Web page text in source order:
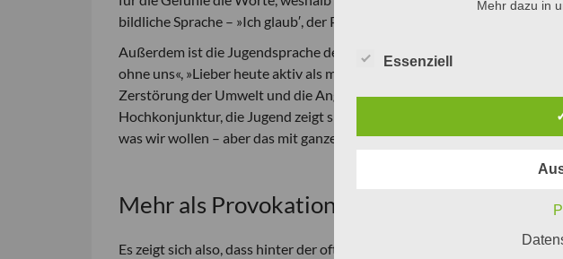
bildliche Sprache – »Ich glaub′, der Papst boxt im Kettenhemd!« oder »Ich
Außerdem ist die Jugendsprache der 80er geprägt von politischen
ohne uns«, »Lieber heute aktiv als morgen radioaktiv« und vor allem
Zerstörung der Umwelt und die Angst vor einem Atomkrieg
Hochkonjunktur, die Jugend zeigt sich äußerst kritisch, nicht zuletzt
was wir wollen – aber das mit ganzer Kraft.«
Mehr als Provokation
Es zeigt sich also, dass hinter der oft als vulgär und frech empfundenen
Mehr dazu in
Essenziell